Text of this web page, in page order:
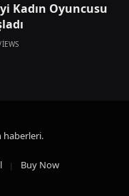
Kadın Oyuncusu
haberleri.
Buy Now